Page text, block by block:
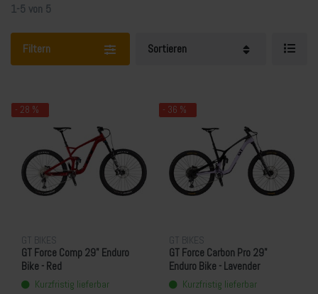
1-5 von 5
Filtern Sortieren
- 28 %
GT BIKES
GT Force Comp 29" Enduro
Bike - Red
Kurzfristig lieferbar
- 36 %
GT BIKES
GT Force Carbon Pro 29"
Enduro Bike - Lavender
Kurzfristig lieferbar